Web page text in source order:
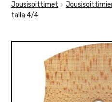
TARVIKKEET
Jousisoittimet
talla 4/4